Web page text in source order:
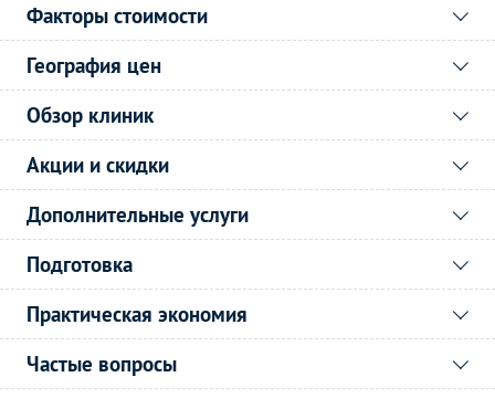
Факторы стоимости
География цен
Обзор клиник
Акции и скидки
Дополнительные услуги
Подготовка
Практическая экономия
Частые вопросы